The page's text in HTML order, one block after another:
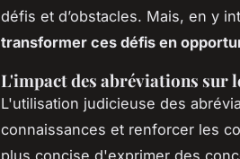
défis et d’obstacles. Mais, en y
transformer ces défis en
L'impact des abréviations sur
L'utilisation judicieuse des
connaissances et renforcer les
plus concise d'exprimer des